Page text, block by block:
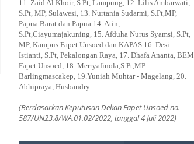
11. Zaid Al Khoir, S.Pt, Lampung, 12. Lilis Ambarwati,
S.Pt, MP, Sulawesi, 13. Nurtania Sudarmi, S.Pt,MP,
Papua Barat dan Papua 14. Atin,
S.Pt,Ciayumajakuning, 15. Afduha Nurus Syamsi, S.Pt,
MP, Kampus Fapet Unsoed dan KAPAS 16. Desi
Istianti, S.Pt, Pekalongan Raya, 17. Dhafa Ananta, BEM
Fapet Unsoed, 18. Merryafinola,S.Pt,MP -
Barlingmascakep, 19.Yuniah Muhtar - Magelang, 20.
Abhipraya, Husbandry
(Berdasarkan Keputusan Dekan Fapet Unsoed no.
587/UN23.8/WA.01.02/2022, tanggal 4 Juli 2022)